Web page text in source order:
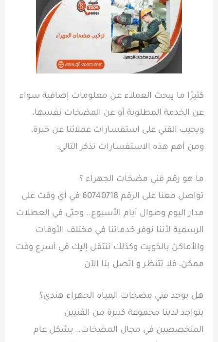
كثيرًا ما يبحث العملاء عن معلومات إضافية سواء
عن الخدمة المطلوبة أو عن المضخات نفسها،
ويجيب الفني على استفسارات عملائنا عن خبرة،
ومن أهم هذه الاستفسارات نذكر التالي:
ما هو رقم فني مضخات الجهراء ؟
تواصل معنا على الرقم 60740718 في أي وقت على
مدار اليوم وطوال أيام الأسبوع.. وحتى في العطلات
الرسمية لأننا نوفر خدماتنا في مختلف الأوقات
والأماكن بالكويت وكذلك ننتقل إليك في أسرع وقت
ممكن، فلا تتنظر و اتصل بنا الآن.
هل يوجد فني مضخات المياه الجهراء هندي؟
يتواجد لدينا مجموعة كبيرة من الفنيين
المتخصصين في مجال المضخات.. بشكل عام